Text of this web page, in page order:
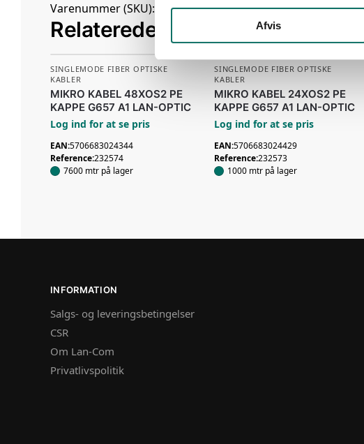
k
v
l
g
Afvis
Varenummer (SKU): 232712Kategori:Singlemode Fiber
Relaterede varer
SINGLEMODE FIBER OPTISKE
KABLER
MIKRO KABEL 48XOS2 PE
KAPPE G657 A1 LAN-OPTIC
Log ind for at se pris
EAN:5706683024344
Reference:232574
7600 mtr på lager
SINGLEMODE FIBER OPTISKE
KABLER
MIKRO KABEL 24XOS2 PE
KAPPE G657 A1 LAN-OPTIC
Log ind for at se pris
EAN:5706683024429
Reference:232573
1000 mtr på lager
INFORMATION
Salgs- og leveringsbetingelser
CSR
Om Lan-Com
Privatlivspolitik